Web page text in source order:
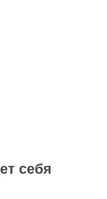
себя